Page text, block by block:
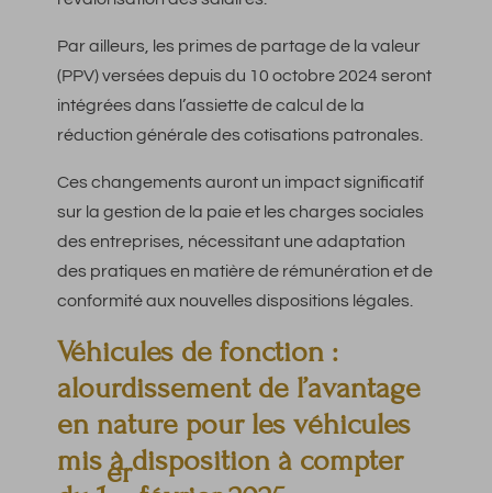
Par ailleurs, les primes de partage de la valeur
(PPV) versées depuis du 10 octobre 2024 seront
intégrées dans l’assiette de calcul de la
réduction générale des cotisations patronales.
Ces changements auront un impact significatif
sur la gestion de la paie et les charges sociales
des entreprises, nécessitant une adaptation
des pratiques en matière de rémunération et de
conformité aux nouvelles dispositions légales.
Véhicules de fonction :
alourdissement de l’avantage
en nature pour les véhicules
mis à disposition à compter
er